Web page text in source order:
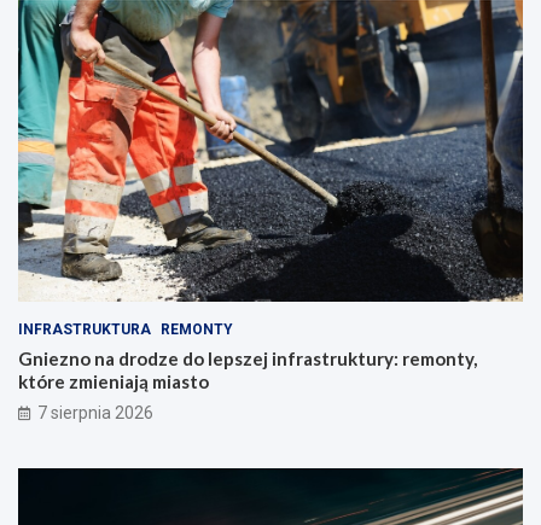
INFRASTRUKTURA REMONTY
Gniezno na drodze do lepszej infrastruktury: remonty,
które zmieniają miasto
7 sierpnia 2026